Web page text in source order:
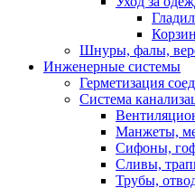
Шнуры, фалы,
Инженерные системы
Герметизация
Система
Манжеты,
Сифоны,
Сливы,
Трубы,